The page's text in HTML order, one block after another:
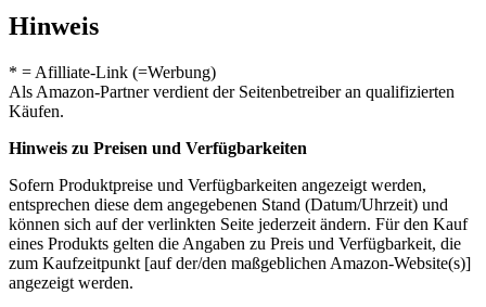
Hinweis
* = Afilliate-Link (=Werbung)
Als Amazon-Partner verdient der Seitenbetreiber an qualifizierten
Käufen.
Hinweis zu Preisen und Verfügbarkeiten
Sofern Produktpreise und Verfügbarkeiten angezeigt werden,
entsprechen diese dem angegebenen Stand (Datum/Uhrzeit) und
können sich auf der verlinkten Seite jederzeit ändern. Für den Kauf
eines Produkts gelten die Angaben zu Preis und Verfügbarkeit, die
zum Kaufzeitpunkt [auf der/den maßgeblichen Amazon-Website(s)]
angezeigt werden.